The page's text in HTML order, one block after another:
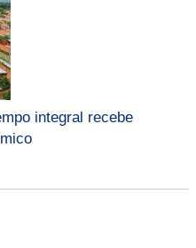
integral recebe